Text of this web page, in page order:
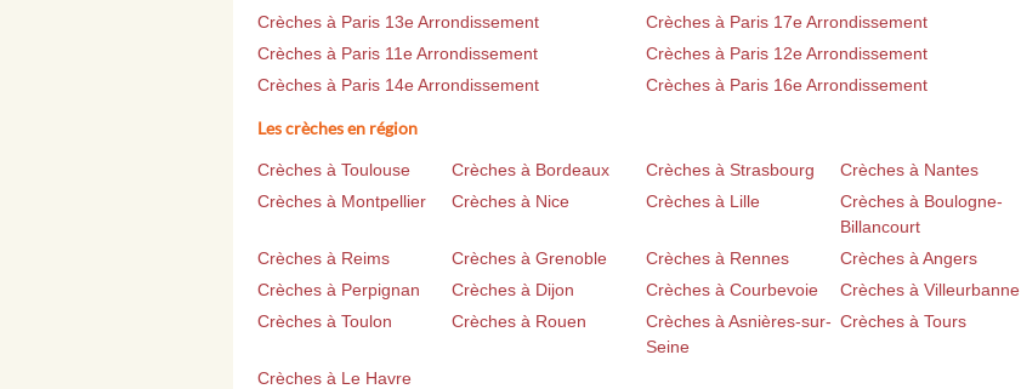
Crèches à Paris 13e Arrondissement
Crèches à Paris 17e Arrondissement
Crèches à Paris 11e Arrondissement
Crèches à Paris 12e Arrondissement
Crèches à Paris 14e Arrondissement
Crèches à Paris 16e Arrondissement
Les crèches en région
Crèches à Toulouse Crèches à Bordeaux Crèches à Strasbourg
Crèches à Nantes
Crèches à Montpellier
Crèches à Nice Crèches à Lille
Crèches à Boulogne-
Billancourt
Crèches à Reims
Crèches à Grenoble Crèches à Rennes
Crèches à Angers
Crèches à Perpignan
Crèches à Dijon Crèches à Courbevoie
Crèches à Villeurbanne
Crèches à Toulon
Crèches à Rouen
Crèches à Asnières-sur-
Seine
Crèches à Tours
Crèches à Le Havre